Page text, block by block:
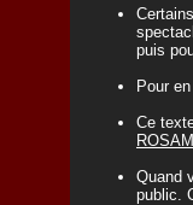
puis
Pour
Ce
Quand
public.